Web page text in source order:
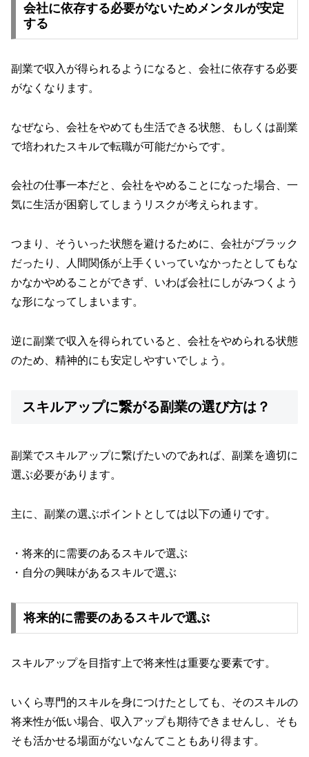
会社に依存する必要がないためメンタルが安定
する
副業で収入が得られるようになると、会社に依存する必要
がなくなります。
なぜなら、会社をやめても生活できる状態、もしくは副業
で培われたスキルで転職が可能だからです。
会社の仕事一本だと、会社をやめることになった場合、一
気に生活が困窮してしまうリスクが考えられます。
つまり、そういった状態を避けるために、会社がブラック
だったり、人間関係が上手くいっていなかったとしてもな
かなかやめることができず、いわば会社にしがみつくよう
な形になってしまいます。
逆に副業で収入を得られていると、会社をやめられる状態
のため、精神的にも安定しやすいでしょう。
スキルアップに繋がる副業の選び方は？
副業でスキルアップに繋げたいのであれば、副業を適切に
選ぶ必要があります。
主に、副業の選ぶポイントとしては以下の通りです。
・将来的に需要のあるスキルで選ぶ
・自分の興味があるスキルで選ぶ
将来的に需要のあるスキルで選ぶ
スキルアップを目指す上で将来性は重要な要素です。
いくら専門的スキルを身につけたとしても、そのスキルの
将来性が低い場合、収入アップも期待できませんし、そも
そも活かせる場面がないなんてこともあり得ます。